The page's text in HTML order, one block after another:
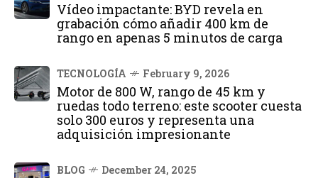
Vídeo impactante: BYD revela en
grabación cómo añadir 400 km de
rango en apenas 5 minutos de carga
TECNOLOGÍA February 9, 2026
Motor de 800 W, rango de 45 km y
ruedas todo terreno: este scooter cuesta
solo 300 euros y representa una
adquisición impresionante
BLOG December 24, 2025